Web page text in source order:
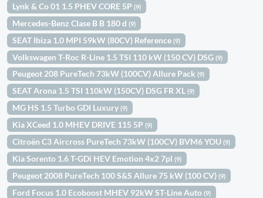
Lynk & Co 01 1.5 PHEV CORE 5P(9)
Mercedes-Benz Clase B B 180 d(9)
SEAT Ibiza 1.0 MPI 59kW (80CV) Reference(9)
Volkswagen T-Roc R-Line 1.5 TSI 110 kW (150 CV) DSG(9)
Peugeot 208 PureTech 73kW (100CV) Allure Pack(9)
SEAT Arona 1.5 TSI 110kW (150CV) DSG FR XL(9)
MG HS 1.5 Turbo GDI Luxury(9)
Kia XCeed 1.0 MHEV DRIVE 115 5P(9)
Citroën C3 Aircross PureTech 73kW (100CV) BVM6 YOU(9)
Kia Sorento 1.6 T-GDi HEV Emotion 4x2 7pl(9)
Peugeot 2008 PureTech 100 S&S Allure 75 kW (100 CV)(9)
Ford Focus 1.0 Ecoboost MHEV 92kW ST-Line Auto(9)